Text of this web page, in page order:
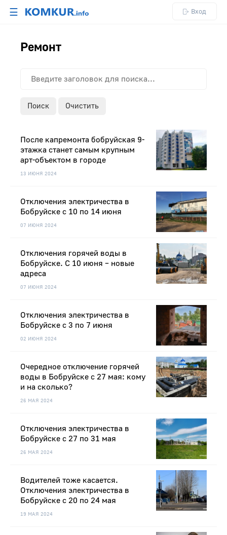
☰ Вход
Ремонт
Поиск Очистить
13 ИЮНЯ 2024
После капремонта бобруйская 9-
этажка станет самым крупным
арт-объектом в городе
07 ИЮНЯ 2024
Отключения электричества в
Бобруйске с 10 по 14 июня
07 ИЮНЯ 2024
Отключения горячей воды в
Бобруйске. С 10 июня – новые
адреса
02 ИЮНЯ 2024
Отключения электричества в
Бобруйске с 3 по 7 июня
26 МАЯ 2024
Очередное отключение горячей
воды в Бобруйске с 27 мая: кому
и на сколько?
26 МАЯ 2024
Отключения электричества в
Бобруйске с 27 по 31 мая
19 МАЯ 2024
Водителей тоже касается.
Отключения электричества в
Бобруйске с 20 по 24 мая